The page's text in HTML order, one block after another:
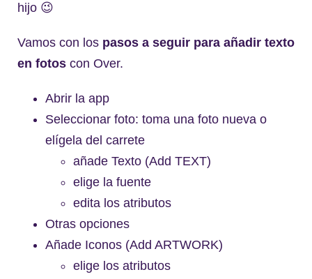
hijo 😉
Vamos con los pasos a seguir para añadir texto
en fotos con Over.
Abrir la app
Seleccionar foto: toma una foto nueva o
elígela del carrete
añade Texto (Add TEXT)
elige la fuente
edita los atributos
Otras opciones
Añade Iconos (Add ARTWORK)
elige los atributos